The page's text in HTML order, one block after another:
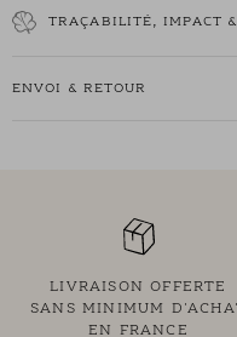
• Coupe ample
• Modèle entièrement brodé
• Plastron V boutonné
manches et au dos
• Découpe carrure au dos
• Réalisée en coton
anglaise florale qui
• Ce produit est à entretenir
TRAÇABILITÉ, IMPACT
ENVOI & RETOUR
LIVRAISON OFFERTE
SANS MINIMUM
EN FRANCE